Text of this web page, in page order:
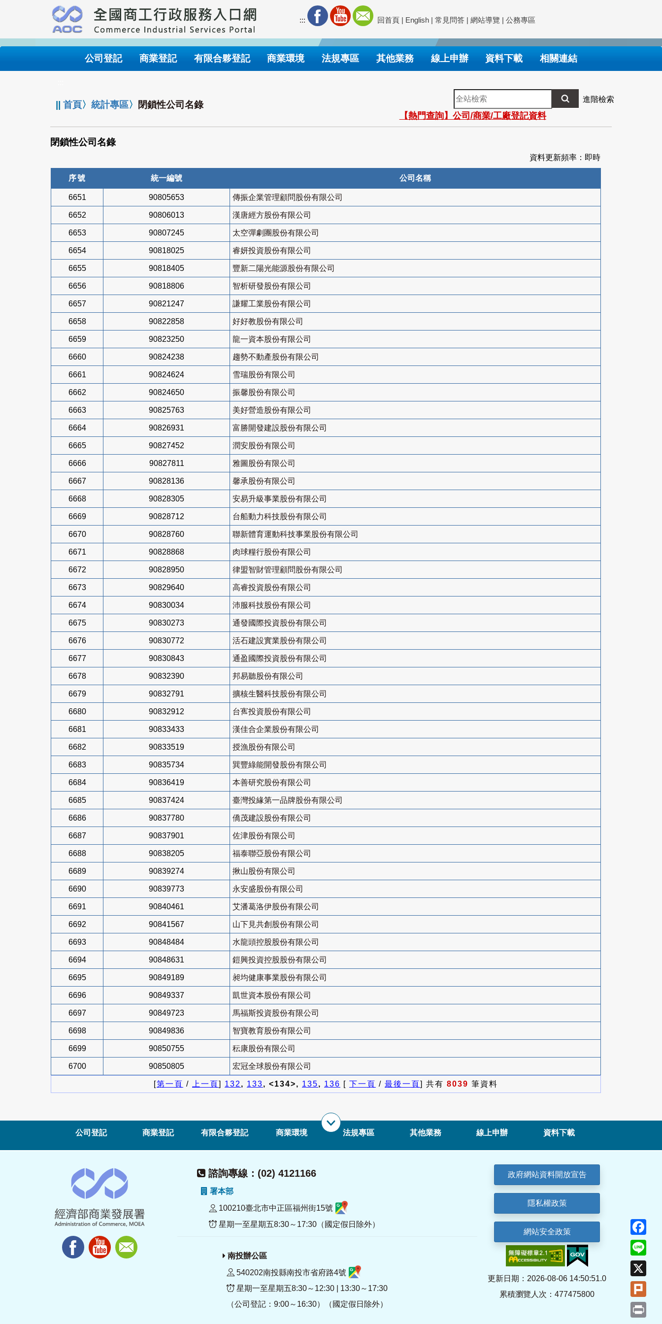
要
內
::: 回首頁 | English | 常見問答 | 網站導覽 | 公務專區
公司登記 商業登記 有限合夥登記 商業環境 法規專區 其他業務 線上申辦 資料下載 相關連結
||首頁〉統計專區〉 閉鎖性公司名錄
全
站
檢
索
進階檢索
【熱門查詢】公司/商業/工廠登記資料
閉鎖性公司名錄
資料更新頻率：即時
序號 統一編號 公司名稱
6651 90805653 傳振企業管理顧問股份有限公司
6652 90806013 漢唐經方股份有限公司
6653 90807245 太空彈劇團股份有限公司
6654 90818025 睿妍投資股份有限公司
6655 90818405 豐新二陽光能源股份有限公司
6656 90818806 智析研發股份有限公司
6657 90821247 謙耀工業股份有限公司
6658 90822858 好好教股份有限公司
6659 90823250 龍一資本股份有限公司
6660 90824238 趨勢不動產股份有限公司
6661 90824624 雪瑞股份有限公司
6662 90824650 振馨股份有限公司
6663 90825763 美好營造股份有限公司
6664 90826931 富勝開發建設股份有限公司
6665 90827452 潤安股份有限公司
6666 90827811 雅圖股份有限公司
6667 90828136 馨承股份有限公司
6668 90828305 安易升級事業股份有限公司
6669 90828712 台船動力科技股份有限公司
6670 90828760 聯新體育運動科技事業股份有限公司
6671 90828868 肉球糧行股份有限公司
6672 90828950 律盟智財管理顧問股份有限公司
6673 90829640 高睿投資股份有限公司
6674 90830034 沛服科技股份有限公司
6675 90830273 通發國際投資股份有限公司
6676 90830772 活石建設實業股份有限公司
6677 90830843 通盈國際投資股份有限公司
6678 90832390 邦易聽股份有限公司
6679 90832791 擴核生醫科技股份有限公司
6680 90832912 台寯投資股份有限公司
6681 90833433 漢佳合企業股份有限公司
6682 90833519 授漁股份有限公司
6683 90835734 巽豐綠能開發股份有限公司
6684 90836419 本善研究股份有限公司
6685 90837424 臺灣投緣第一品牌股份有限公司
6686 90837780 僑茂建設股份有限公司
6687 90837901 佐津股份有限公司
6688 90838205 福泰聯亞股份有限公司
6689 90839274 揪山股份有限公司
6690 90839773 永安盛股份有限公司
6691 90840461 艾潘葛洛伊股份有限公司
6692 90841567 山下見共創股份有限公司
6693 90848484 水龍頭控股股份有限公司
6694 90848631 鎧興投資控股股份有限公司
6695 90849189 昶均健康事業股份有限公司
6696 90849337 凱世資本股份有限公司
6697 90849723 馬福斯投資股份有限公司
6698 90849836 智寶教育股份有限公司
6699 90850755 秐康股份有限公司
6700 90850805 宏冠全球股份有限公司
[第一頁 / 上一頁] 132, 133, <134>, 135, 136 [ 下一頁 / 最後一頁] 共有 8039 筆資料
公司登記 商業登記 有限合夥登記 商業環境 法規專區 其他業務 線上申辦 資料下載
諮詢專線：(02) 4121166
署本部
100210臺北市中正區福州街15號
星期一至星期五8:30～17:30（國定假日除外）
南投辦公區
540202南投縣南投市省府路4號
星期一至星期五8:30～12:30 | 13:30～17:30
（公司登記：9:00～16:30）（國定假日除外）
政府網站資料開放宣告
隱私權政策
網站安全政策
更新日期：2026-08-06 14:50:51.0
累積瀏覽人次：477475800